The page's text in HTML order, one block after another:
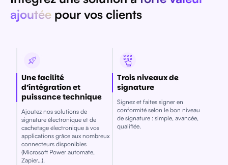
ajoutée pour vos clients
Une facilité
d’intégration et
puissance technique
Ajoutez nos solutions de
signature électronique et de
cachetage électronique à vos
applications grâce aux nombreux
connecteurs disponibles
(Microsoft Power automate,
Zapier…).
Trois niveaux de
signature
Signez et faites signer en
conformité selon le bon niveau
de signature : simple, avancée,
qualifiée.